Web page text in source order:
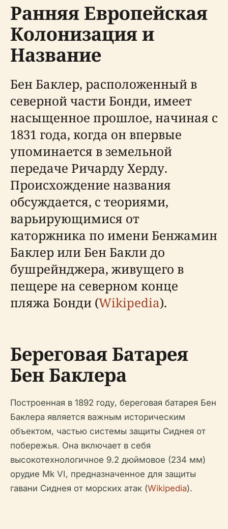
Ранняя Европейская
Колонизация и
Название
Бен Баклер, расположенный в
северной части Бонди, имеет
насыщенное прошлое, начиная с
1831 года, когда он впервые
упоминается в земельной
передаче Ричарду Херду.
Происхождение названия
обсуждается, с теориями,
варьирующимися от
каторжника по имени Бенжамин
Баклер или Бен Бакли до
бушрейнджера, живущего в
пещере на северном конце
пляжа Бонди (Wikipedia).
Береговая Батарея
Бен Баклера
Построенная в 1892 году, береговая батарея Бен
Баклера является важным историческим
объектом, частью системы защиты Сиднея от
побережья. Она включает в себя
высокотехнологичное 9.2 дюймовое (234 мм)
орудие Mk VI, предназначенное для защиты
гавани Сиднея от морских атак (Wikipedia).